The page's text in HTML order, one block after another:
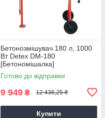
Бетонозмішувач 180 л, 1000
Вт Detex DM-180
[Бетономішалка]
Готово до відправки
9 949 ₴ 12 436,25 ₴
Купити